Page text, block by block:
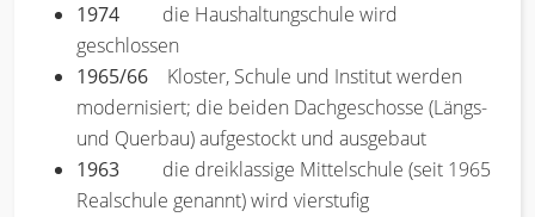
1974 die Haushaltungschule wird
geschlossen
1965/66 Kloster, Schule und Institut werden
modernisiert; die beiden Dachgeschosse (Längs-
und Querbau) aufgestockt und ausgebaut
1963 die dreiklassige Mittelschule (seit 1965
Realschule genannt) wird vierstufig